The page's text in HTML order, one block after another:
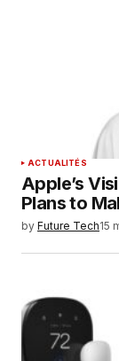
ACTUALITÉS
Apple’s
Plans to
by Future Tech15